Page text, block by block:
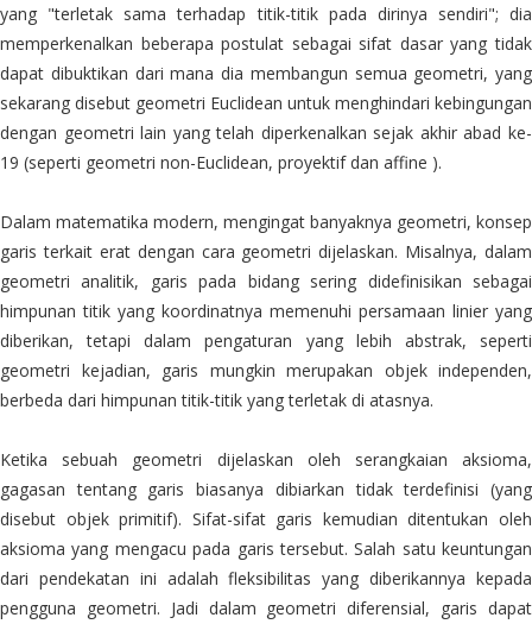
yang "terletak sama terhadap titik-titik pada dirinya sendiri"; dia
memperkenalkan beberapa postulat sebagai sifat dasar yang tidak
dapat dibuktikan dari mana dia membangun semua geometri, yang
sekarang disebut geometri Euclidean untuk menghindari kebingungan
dengan geometri lain yang telah diperkenalkan sejak akhir abad ke-
19 (seperti geometri non-Euclidean, proyektif dan affine ).
Dalam matematika modern, mengingat banyaknya geometri, konsep
garis terkait erat dengan cara geometri dijelaskan. Misalnya, dalam
geometri analitik, garis pada bidang sering didefinisikan sebagai
himpunan titik yang koordinatnya memenuhi persamaan linier yang
diberikan, tetapi dalam pengaturan yang lebih abstrak, seperti
geometri kejadian, garis mungkin merupakan objek independen,
berbeda dari himpunan titik-titik yang terletak di atasnya.
Ketika sebuah geometri dijelaskan oleh serangkaian aksioma,
gagasan tentang garis biasanya dibiarkan tidak terdefinisi (yang
disebut objek primitif). Sifat-sifat garis kemudian ditentukan oleh
aksioma yang mengacu pada garis tersebut. Salah satu keuntungan
dari pendekatan ini adalah fleksibilitas yang diberikannya kepada
pengguna geometri. Jadi dalam geometri diferensial, garis dapat